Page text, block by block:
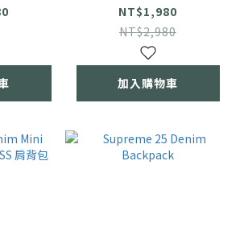
NT$1,980
NT$2,980
加入購物車